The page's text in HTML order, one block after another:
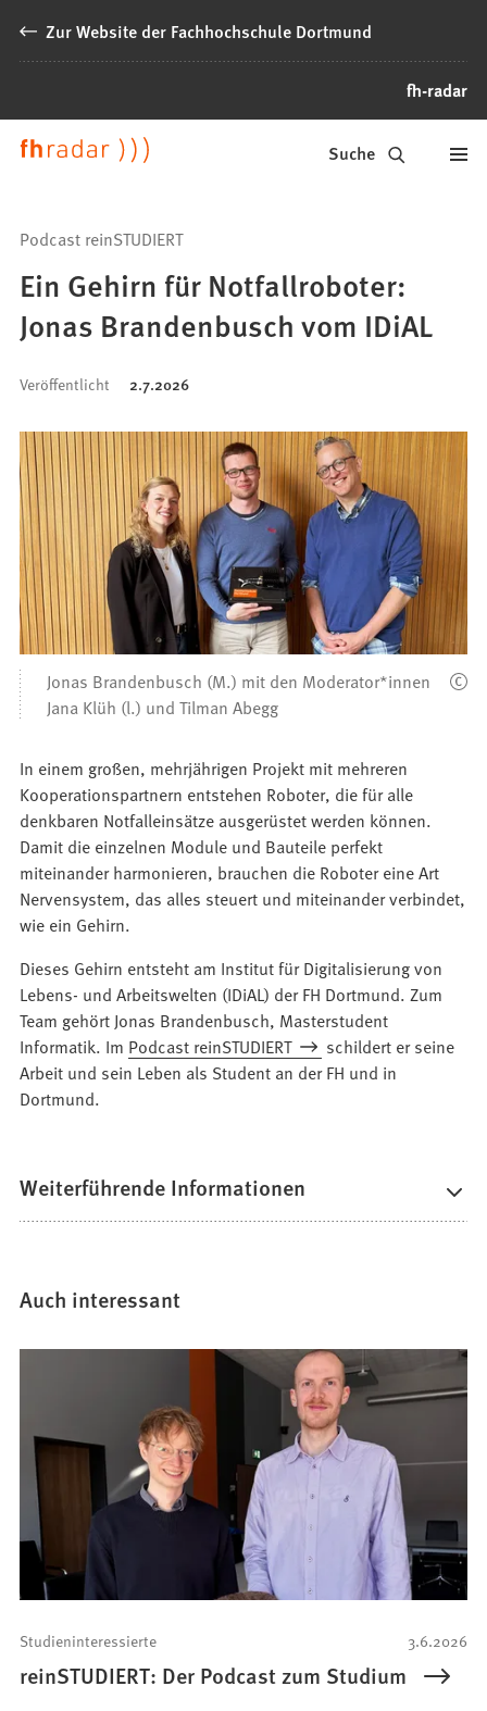
Inhalt anspringen
Zur Website der Fachhochschule Dortmund
fh-radar
News
FH
Dortmund
Suche
Podcast reinSTUDIERT
Ein Gehirn für Notfallroboter:
Jonas Brandenbusch vom IDiAL
Veröffentlicht 2.7.2026
Jonas Brandenbusch (M.) mit den Moderator*innen
Jana Klüh (l.) und Tilman Abegg
In einem großen, mehrjährigen Projekt mit mehreren
Kooperationspartnern entstehen Roboter, die für alle
denkbaren Notfalleinsätze ausgerüstet werden können.
Damit die einzelnen Module und Bauteile perfekt
miteinander harmonieren, brauchen die Roboter eine Art
Nervensystem, das alles steuert und miteinander verbindet,
wie ein Gehirn.
Dieses Gehirn entsteht am Institut für Digitalisierung von
Lebens- und Arbeitswelten (IDiAL) der FH Dortmund. Zum
Team gehört Jonas Brandenbusch, Masterstudent
Informatik. Im Podcast reinSTUDIERT
schildert er seine
Arbeit und sein Leben als Student an der FH und in
Dortmund.
Weiterführende Informationen
Auch interessant
3.6.2026
Studieninteressierte
reinSTUDIERT: Der Podcast zum Studium